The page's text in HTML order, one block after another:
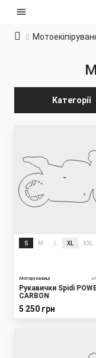
S M XL XXL
Моторукавиці
Рукавички Spidi
CARBON
5 250 грн
Категорії